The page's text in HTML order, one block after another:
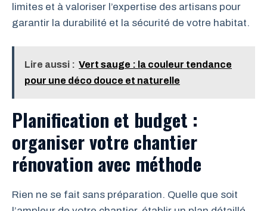
limites et à valoriser l’expertise des artisans pour
garantir la durabilité et la sécurité de votre habitat.
Lire aussi : Vert sauge : la couleur tendance
pour une déco douce et naturelle
Planification et budget :
organiser votre chantier
rénovation avec méthode
Rien ne se fait sans préparation. Quelle que soit